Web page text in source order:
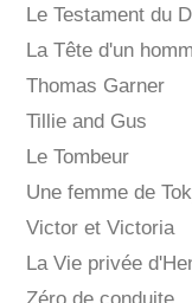
Le Testament du
La Tête d'un
Thomas Garner
Tillie and Gus
Le Tombeur
Une femme de
Victor et Victoria
La Vie privée